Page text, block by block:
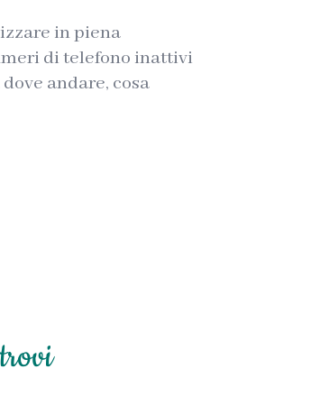
in piena
di telefono inattivi
andare, cosa